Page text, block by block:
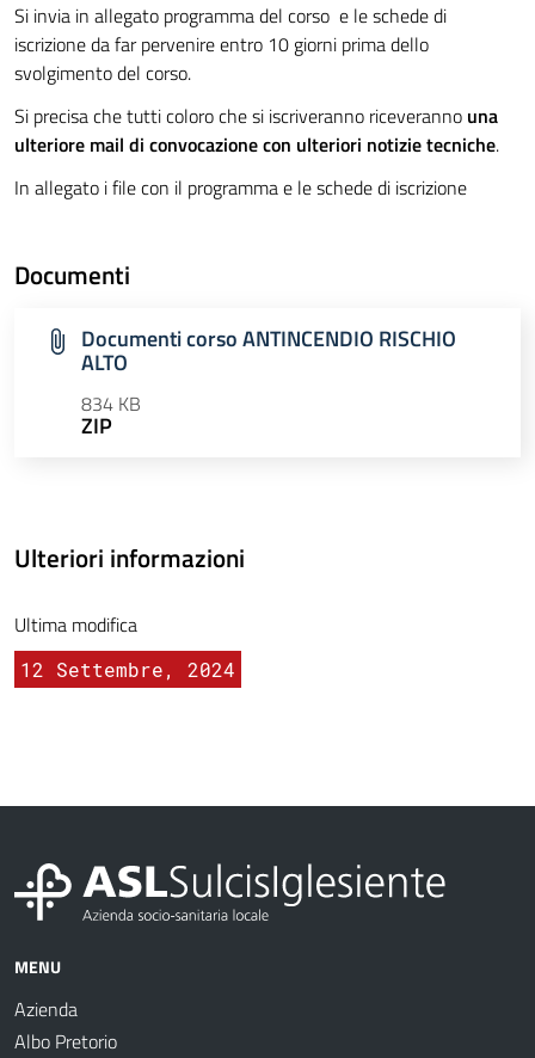
Si invia in allegato programma del corso e le schede di
iscrizione da far pervenire entro 10 giorni prima dello
svolgimento del corso.
Si precisa che tutti coloro che si iscriveranno riceveranno una
ulteriore mail di convocazione con ulteriori notizie tecniche.
In allegato i file con il programma e le schede di iscrizione
Documenti
Documenti corso ANTINCENDIO RISCHIO
ALTO
834 KB
ZIP
Ulteriori informazioni
Ultima modifica
12 Settembre, 2024
MENU
Azienda
Albo Pretorio